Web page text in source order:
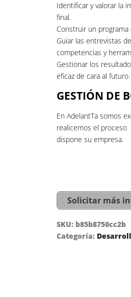
Identificar y valorar la
final.
Construir un
Guiar las entrevistas
competencias y
Gestionar los
eficaz de cara al futuro.
GESTIÓN DE
En AdelantTa somos
realicemos el proceso
dispone su empresa.
Solicitar más
SKU: b85b8750cc2b
Categoría: